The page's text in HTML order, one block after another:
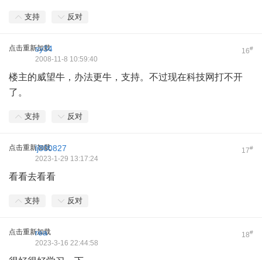
支持 反对
点击重新加载 16#
sy34
2008-11-8 10:59:40
楼主的威望牛，办法更牛，支持。不过现在科技网打不开
了。
支持 反对
点击重新加载 17#
lj800827
2023-1-29 13:17:24
看看去看看
支持 反对
点击重新加载 18#
rea
2023-3-16 22:44:58